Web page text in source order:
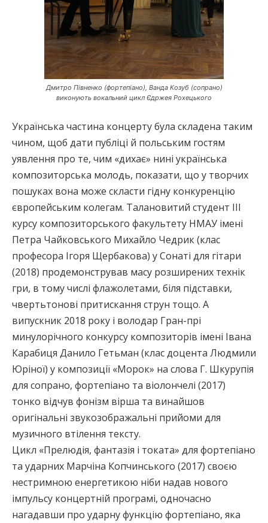
Дмитро Півненко (фортепіано), Ванда Козуб (сопрано)
виконують вокальний цикл Єдржея Рохецького
Українська частина концерту була складена таким
чином, щоб дати публіці й польським гостям
уявлення про те, чим «дихає» нині українська
композиторська молодь, показати, що у творчих
пошуках вона може скласти гідну конкуренцію
європейським колегам. Талановитий студент ІІІ
курсу композиторського факультету НМАУ імені
Петра Чайковського Михайло Чедрик (клас
професора Ігоря Щербакова) у Сонаті для гітари
(2018) продемонстрував масу розширених технік
гри, в тому числі флажолетами, біля підставки,
чвертьтонові притискання струн тощо. А
випускник 2018 року і володар Гран-прі
минулорічного конкурсу композиторів імені Івана
Карабиця Данило Гетьман (клас доцента Людмили
Юріної) у композиції «Морок» на слова Г. Шкурупія
для сопрано, фортепіано та віолончелі (2017)
тонко відчув фонізм вірша та винайшов
оригінальні звукозображальні прийоми для
музичного втілення тексту.
Цикл «Прелюдія, фантазія і токата» для фортепіано
та ударних Марчіна Копчинського (2017) своєю
нестримною енергетикою ніби надав нового
імпульсу концертній програмі, одночасно
нагадавши про ударну функцію фортепіано, яка